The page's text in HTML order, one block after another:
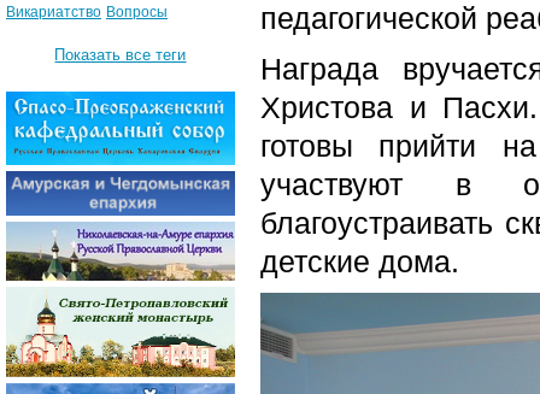
педагогической
Награда
Христова и
готовы прийти
участвуют в
благоустраивать
детские дома.
Викариатство Вопросы
Показать все теги